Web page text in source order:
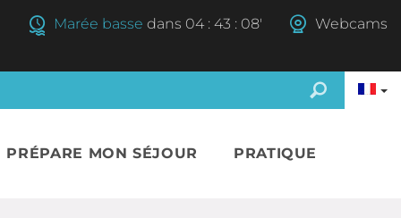
Marée basse dans 04 : 43 : 08' Webcams
PRÉPARE MON SÉJOUR PRATIQUE